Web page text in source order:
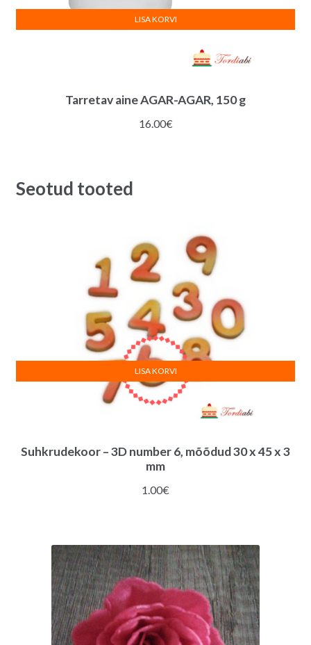
Tarretav aine AGAR-AGAR, 150 g
16.00€
LISA KORVI
Seotud tooted
Suhkrudekoor – 3D number 6, mõõdud 30 x 45 x 3
mm
1.00€
LISA KORVI